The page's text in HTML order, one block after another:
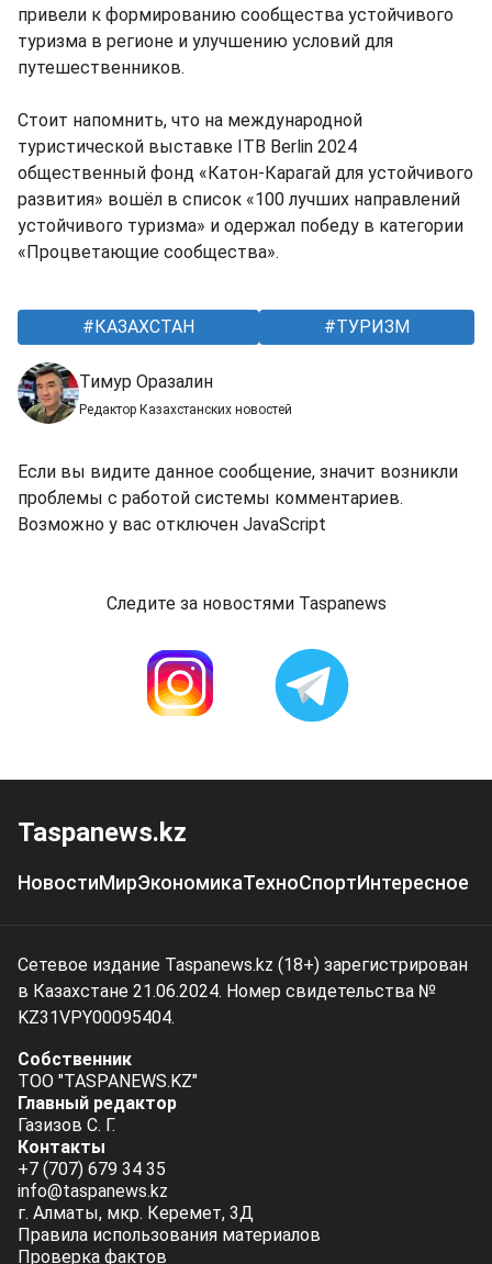
привели к формированию сообщества устойчивого
туризма в регионе и улучшению условий для
путешественников.
Стоит напомнить, что на международной
туристической выставке ITB Berlin 2024
общественный фонд «Катон-Карагай для устойчивого
развития» вошёл в список «100 лучших направлений
устойчивого туризма» и одержал победу в категории
«Процветающие сообщества».
КАЗАХСТАН ТУРИЗМ
Тимур Оразалин
Редактор Казахстанских новостей
Если вы видите данное сообщение, значит возникли
проблемы с работой системы комментариев.
Возможно у вас отключен JavaScript
Следите за новостями Taspanews
Taspanews.kz
НовостиМирЭкономикаТехноСпортИнтересное
Сетевое издание Taspanews.kz (18+) зарегистрирован
в Казахстане 21.06.2024. Номер свидетельства №
KZ31VPY00095404.
Собственник
ТОО "TASPANEWS.KZ"
Главный редактор
Газизов С. Г.
Контакты
+7 (707) 679 34 35
info@taspanews.kz
г. Алматы, мкр. Керемет, 3Д
Правила использования материалов
Проверка фактов